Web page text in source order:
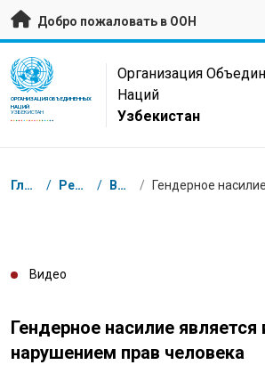
Перейти к основному содержанию
Добро пожаловать в ООН
UN Logo
ОРГАНИЗАЦИЯ ОБЪЕДИНЕННЫХ
НАЦИЙ
УЗБЕКИСТАН
Организация
Наций
Узбекистан
Навигационная цепочка
Главная / Ресурсы / Видео /
Видео
Гендерное насилие
нарушением прав человека